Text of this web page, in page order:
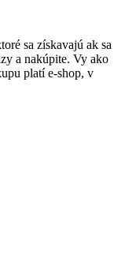
sa získavajú ak sa
a nakúpite. Vy ako
platí e-shop, v